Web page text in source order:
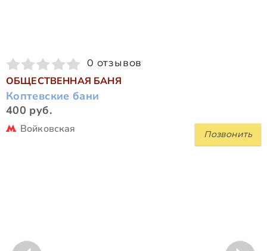
0 отзывов
ОБЩЕСТВЕННАЯ БАНЯ
Коптевские бани
400 руб.
Позвонить
Войковская